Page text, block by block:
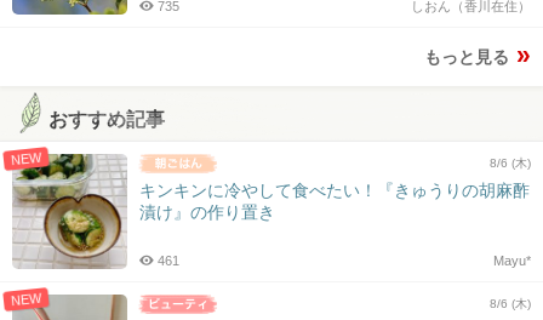
しおん（香川在住）
735
もっと見る
おすすめ記事
NEW 8/6 (木)
キンキンに冷やして食べたい！『きゅうりの胡麻酢
漬け』の作り置き
Mayu*
461
NEW 8/6 (木)